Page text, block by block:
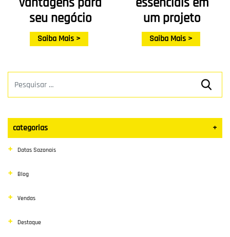
seu negócio
Saiba Mais >
um projeto
Saiba Mais >
categorias +
Datas Sazonais
Blog
Vendas
Destaque